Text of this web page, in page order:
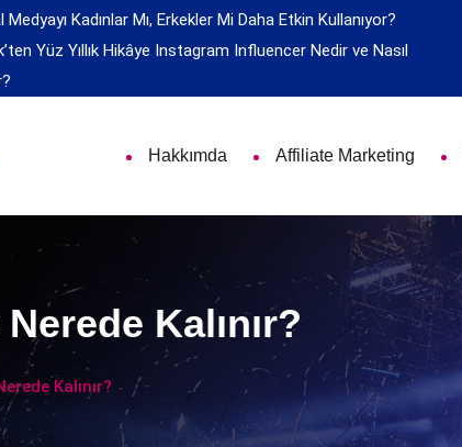
Medyayı Kadınlar Mı, Erkekler Mi Daha Etkin Kullanıyor?
Yüz Yıllık Hikâye Instagram Influencer Nedir ve Nasıl
Hakkımda Affiliate Marketing
Kalınır?
Kalınır?